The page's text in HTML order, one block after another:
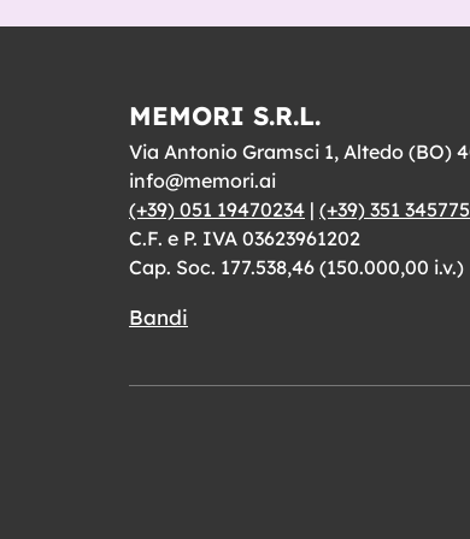
MEMORI S.R.L.
Via Antonio Gramsci 1, Altedo (BO)
info@memori.ai
(+39) 051 19470234 | (+39) 351
C.F. e P. IVA 03623961202
Cap. Soc. 177.538,46 (150.000,00 i.v.)
Bandi